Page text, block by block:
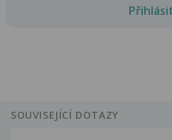
SOUVISEJÍCÍ DOTAZY